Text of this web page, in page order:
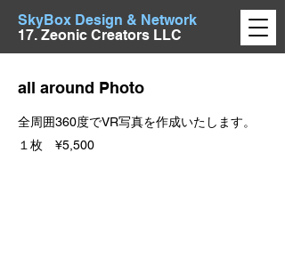
17. Zeonic Creators LLC
SkyBox Design & Network
all around Photo
全周囲360度でVR写真を作成いたします。
​１枚 ¥5,500